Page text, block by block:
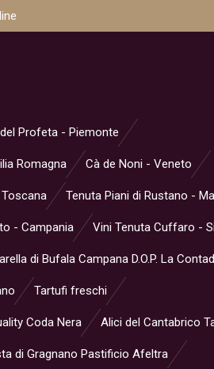
Profeta - Piemonte
Romagna Cà de Noni - Veneto
Tenuta Piani di Rustano -
- Campania Vini Tenuta Cuffaro -
di Bufala Campana D.O.P. La
Tartufi freschi
Coda Nera Alici del Cantabrico
di Gragnano Pastificio Afeltra